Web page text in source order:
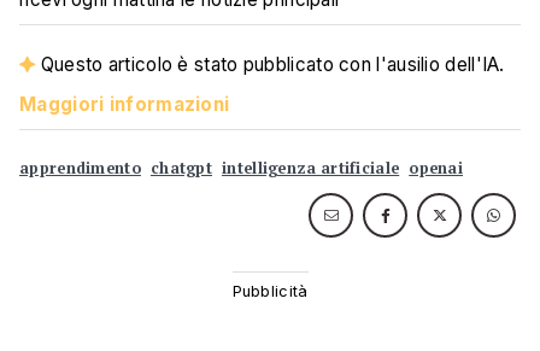
Questo articolo è stato pubblicato con l'ausilio dell'IA.
Maggiori informazioni
apprendimento chatgpt intelligenza artificiale openai